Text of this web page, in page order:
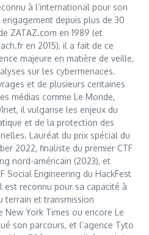
à l’international pour son
depuis plus de 30
ZATAZ.com en 1989 (et
en 2015), il a fait de ce
majeure en matière de veille,
sur les cybermenaces.
et de plusieurs centaines
médias comme Le Monde,
il vulgarise les enjeux du
et de la protection des
Lauréat du prix spécial du
2022, finaliste du premier CTF
nord-américain (2023), et
Social Engineering du HackFest
est reconnu pour sa capacité à
terrain et transmission
New York Times ou encore Le
son parcours, et l’agence Tyto